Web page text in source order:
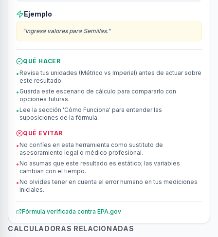
Ejemplo
"Ingresa valores para Semillas."
QUÉ HACER
• Revisa tus unidades (Métrico vs Imperial) antes de actuar sobre
este resultado.
• Guarda este escenario de cálculo para compararlo con
opciones futuras.
• Lee la sección 'Cómo Funciona' para entender las
suposiciones de la fórmula.
QUÉ EVITAR
• No confíes en esta herramienta como sustituto de
asesoramiento legal o médico profesional.
• No asumas que este resultado es estático; las variables
cambian con el tiempo.
• No olvides tener en cuenta el error humano en tus mediciones
iniciales.
Fórmula verificada contra EPA.gov
CALCULADORAS RELACIONADAS